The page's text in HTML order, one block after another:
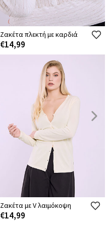
Ζακέτα πλεκτή με καρδιά
€14,99
Ζακέτα με V λαιμόκοψη
€14,99